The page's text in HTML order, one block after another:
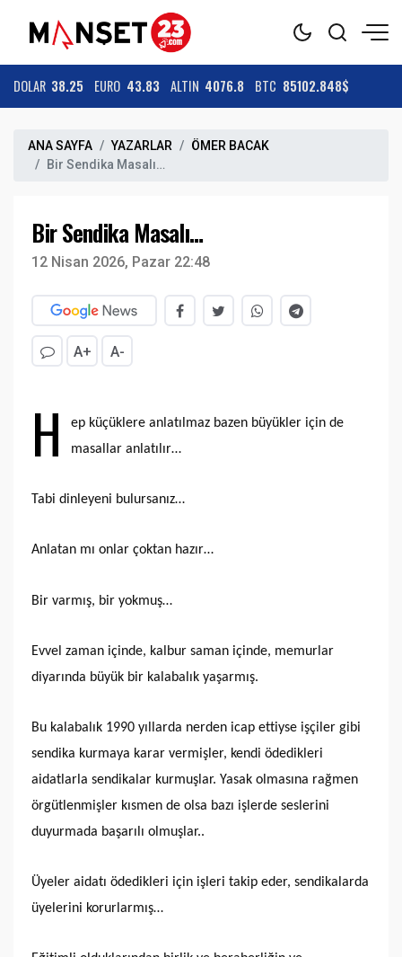
DOLAR 38.25 EURO 43.83 ALTIN 4076.8 BTC 85102.848$
ANA SAYFA YAZARLAR
ÖMER BACAK
Bir Sendika Masalı…
Bir Sendika Masalı…
12 Nisan 2026, Pazar 22:48
A+ A-
H
ep küçüklere anlatılmaz bazen büyükler için de
masallar anlatılır…
Tabi dinleyeni bulursanız…
Anlatan mı onlar çoktan hazır…
Bir varmış, bir yokmuş…
Evvel zaman içinde, kalbur saman içinde, memurlar
diyarında büyük bir kalabalık yaşarmış.
Bu kalabalık 1990 yıllarda nerden icap ettiyse işçiler gibi
sendika kurmaya karar vermişler, kendi ödedikleri
aidatlarla sendikalar kurmuşlar. Yasak olmasına rağmen
örgütlenmişler kısmen de olsa bazı işlerde seslerini
duyurmada başarılı olmuşlar..
Üyeler aidatı ödedikleri için işleri takip eder, sendikalarda
üyelerini korurlarmış…